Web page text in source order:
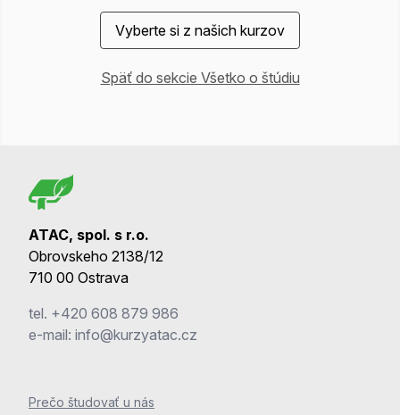
Vyberte si z našich kurzov
Späť do sekcie Všetko o štúdiu
ATAC, spol. s r.o.
Obrovskeho 2138/12
710 00 Ostrava
tel. +420 608 879 986
e-mail: info@kurzyatac.cz
Prečo študovať u nás